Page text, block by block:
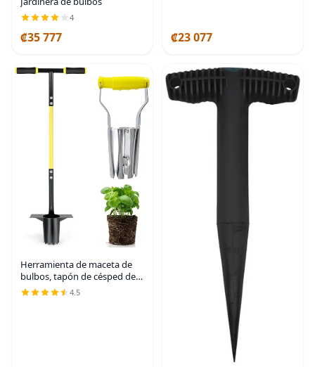
4
₡35 777 ₡23 077
Herramienta de maceta de
bulbos, tapón de césped de
mango largo con base
4.5